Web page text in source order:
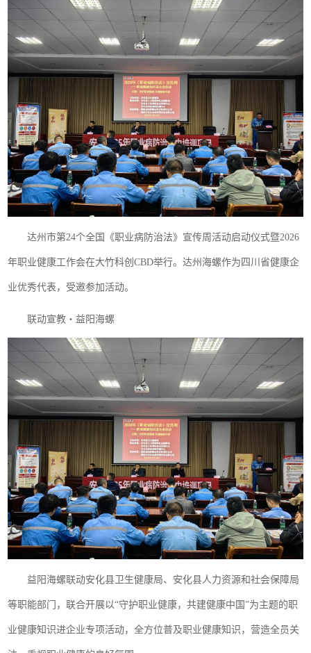
达州市第24个全国《职业病防治法》宣传周活动启动仪式暨2026
年职业健康工作会在大竹科创CBD举行。达州海螺作为四川省健康企
业优秀代表，受邀参加活动。
联动宣教・益阳海螺
益阳海螺联动安化县卫生健康局、安化县人力资源和社会保障局
等职能部门，联合开展以“守护职业健康，共建健康中国”为主题的职
业健康知识进企业专项活动，全方位普及职业健康知识，营造全员关